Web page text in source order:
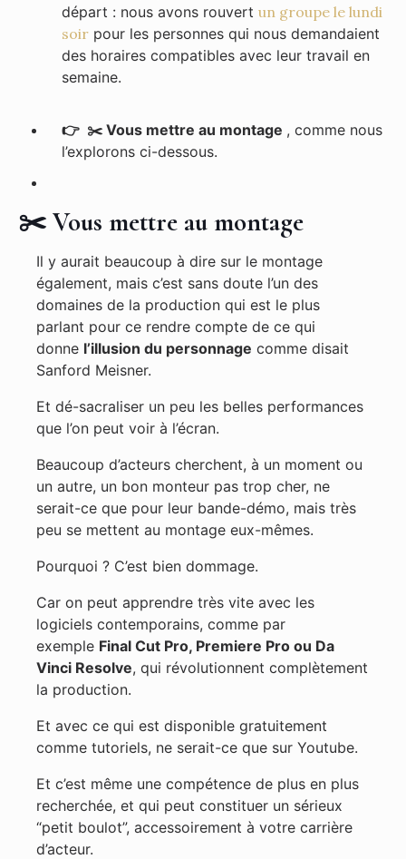
départ : nous avons rouvert un groupe le lundi
soir pour les personnes qui nous demandaient
des horaires compatibles avec leur travail en
semaine.
👉 ✂️ Vous mettre au montage , comme nous
l’explorons ci-dessous.
✂️ Vous mettre au montage
Il y aurait beaucoup à dire sur le montage
également, mais c’est sans doute l’un des
domaines de la production qui est le plus
parlant pour ce rendre compte de ce qui
donne l’illusion du personnage comme disait
Sanford Meisner.
Et dé-sacraliser un peu les belles performances
que l’on peut voir à l’écran.
Beaucoup d’acteurs cherchent, à un moment ou
un autre, un bon monteur pas trop cher, ne
serait-ce que pour leur bande-démo, mais très
peu se mettent au montage eux-mêmes.
Pourquoi ? C’est bien dommage.
Car on peut apprendre très vite avec les
logiciels contemporains, comme par
exemple Final Cut Pro, Premiere Pro ou Da
Vinci Resolve, qui révolutionnent complètement
la production.
Et avec ce qui est disponible gratuitement
comme tutoriels, ne serait-ce que sur Youtube.
Et c’est même une compétence de plus en plus
recherchée, et qui peut constituer un sérieux
“petit boulot”, accessoirement à votre carrière
d’acteur.